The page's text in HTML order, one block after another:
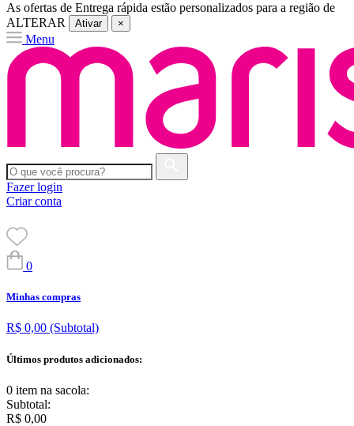
As ofertas de Entrega rápida estão personalizados para a região de
ALTERAR
Ativar ×
Menu
Fazer login
Criar conta
0
Minhas compras
R$ 0,00 (Subtotal)
Últimos produtos adicionados:
0 item na sacola:
Subtotal:
R$ 0,00